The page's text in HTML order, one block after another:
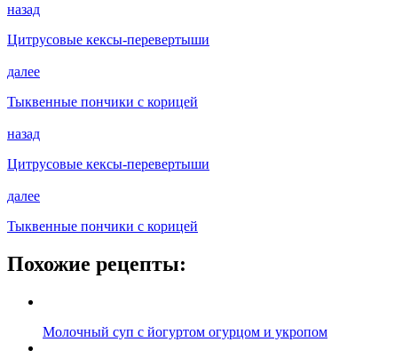
назад
Цитрусовые кексы-перевертыши
далее
Тыквенные пончики с корицей
назад
Цитрусовые кексы-перевертыши
далее
Тыквенные пончики с корицей
Похожие рецепты:
Молочный суп с йогуртом огурцом и укропом